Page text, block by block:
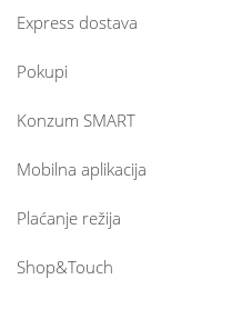
Express dostava
Pokupi
Konzum SMART
Mobilna aplikacija
Plaćanje režija
Shop&Touch